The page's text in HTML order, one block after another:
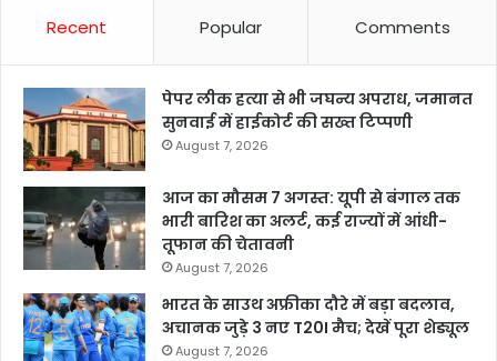
Recent Popular Comments
पेपर लीक हत्या से भी जघन्य अपराध, जमानत
सुनवाई में हाईकोर्ट की सख्त टिप्पणी
August 7, 2026
आज का मौसम 7 अगस्त: यूपी से बंगाल तक
भारी बारिश का अलर्ट, कई राज्यों में आंधी-
तूफान की चेतावनी
August 7, 2026
भारत के साउथ अफ्रीका दौरे में बड़ा बदलाव,
अचानक जुड़े 3 नए T20I मैच; देखें पूरा शेड्यूल
August 7, 2026